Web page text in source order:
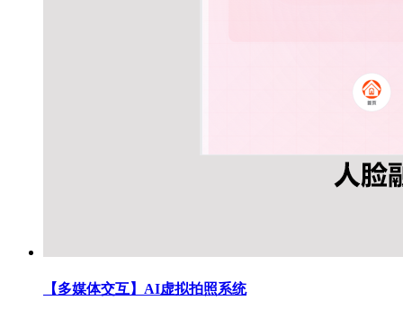
【多媒体交互】AI虚拟拍照系统